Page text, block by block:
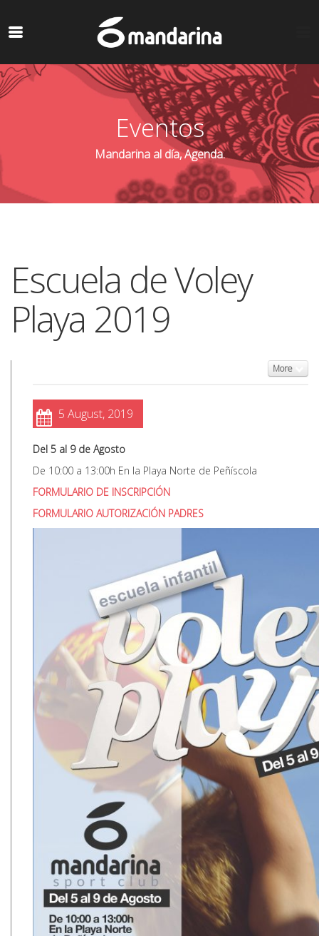
Eventos
Mandarina al día, Agenda.
Escuela de Voley
Playa 2019
More
5 August, 2019
Del 5 al 9 de Agosto
De 10:00 a 13:00h En la Playa Norte de Peñíscola
FORMULARIO DE INSCRIPCIÓN
FORMULARIO AUTORIZACIÓN PADRES